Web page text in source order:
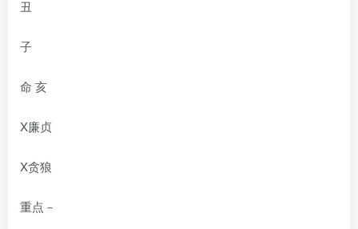
丑
子
命 亥
X廉贞
X贪狼
重点－